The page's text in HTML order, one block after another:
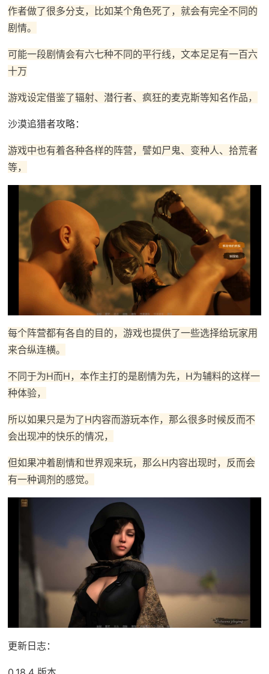
作者做了很多分支，比如某个角色死了，就会有完全不同的
剧情。
可能一段剧情会有六七种不同的平行线，文本足足有一百六
十万
游戏设定借鉴了辐射、潜行者、疯狂的麦克斯等知名作品，
沙漠追猎者攻略：
游戏中也有着各种各样的阵营，譬如尸鬼、变种人、拾荒者
等，
每个阵营都有各自的目的，游戏也提供了一些选择给玩家用
来合纵连横。
不同于为H而H，本作主打的是剧情为先，H为辅料的这样一
种体验，
所以如果只是为了H内容而游玩本作，那么很多时候反而不
会出现冲的快乐的情况，
但如果冲着剧情和世界观来玩，那么H内容出现时，反而会
有一种调剂的感觉。
更新日志：